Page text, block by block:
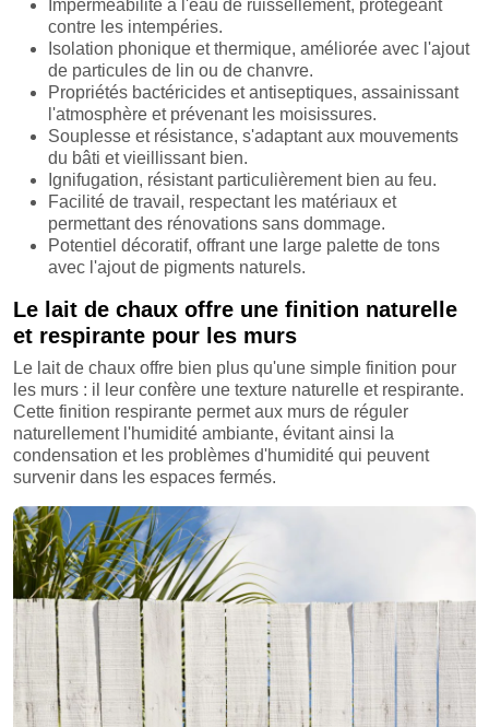
Imperméabilité à l'eau de ruissellement, protégeant
contre les intempéries.
Isolation phonique et thermique, améliorée avec l'ajout
de particules de lin ou de chanvre.
Propriétés bactéricides et antiseptiques, assainissant
l'atmosphère et prévenant les moisissures.
Souplesse et résistance, s'adaptant aux mouvements
du bâti et vieillissant bien.
Ignifugation, résistant particulièrement bien au feu.
Facilité de travail, respectant les matériaux et
permettant des rénovations sans dommage.
Potentiel décoratif, offrant une large palette de tons
avec l'ajout de pigments naturels.
Le lait de chaux offre une finition naturelle
et respirante pour les murs
Le lait de chaux offre bien plus qu'une simple finition pour
les murs : il leur confère une texture naturelle et respirante.
Cette finition respirante permet aux murs de réguler
naturellement l'humidité ambiante, évitant ainsi la
condensation et les problèmes d'humidité qui peuvent
survenir dans les espaces fermés.